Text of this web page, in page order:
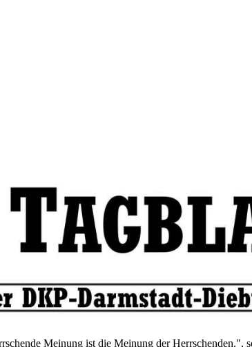
Meinung ist die Meinung der Herrschenden.",